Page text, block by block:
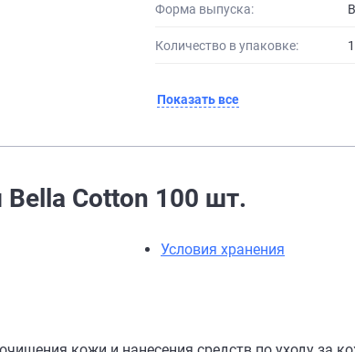
Форма выпуска:
Количество в упаковке:
Показать все
Cotton 100 шт.
Условия хранения